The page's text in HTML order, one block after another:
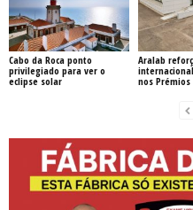
Cabo da Roca ponto
privilegiado para ver o
eclipse solar
Aralab
nos Prémios